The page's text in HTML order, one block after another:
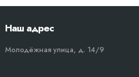
Наш адрес
Молодёжная улица, д. 14/9